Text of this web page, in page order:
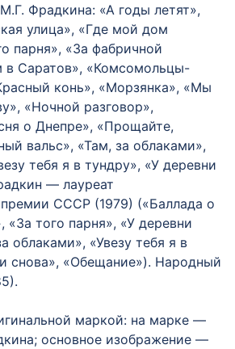
Фрадкина: «А годы летят»,
улица», «Где мой дом
парня», «За фабричной
в Саратов», «Комсомольцы-
конь», «Морзянка», «Мы
«Ночной разговор»,
о Днепре», «Прощайте,
вальс», «Там, за облаками»,
тебя я в тундру», «У деревни
— лауреат
премии СССР (1979) («Баллада о
«За того парня», «У деревни
облаками», «Увезу тебя я в
снова», «Обещание»). Народный
маркой: на марке —
основное изображение —